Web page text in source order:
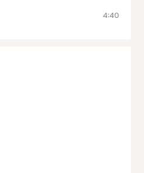
4:40